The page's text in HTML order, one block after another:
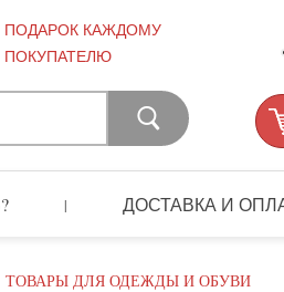
ПОДАРОК КАЖДОМУ
ПОКУПАТЕЛЮ
| ДОСТАВКА И
ТОВАРЫ ДЛЯ ОДЕЖДЫ И ОБУВИ